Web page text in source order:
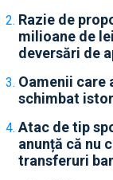
Razie de
milioane de
deversări de
Oamenii care
schimbat
Atac de tip
anunță că nu
transferuri